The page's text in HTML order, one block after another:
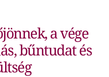
a vége
bűntudat és